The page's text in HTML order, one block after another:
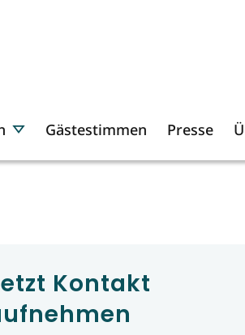
Gästestimmen Presse
Kontakt